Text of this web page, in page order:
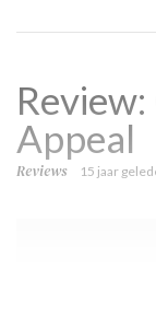
Appeal
Reviews 15 jaar